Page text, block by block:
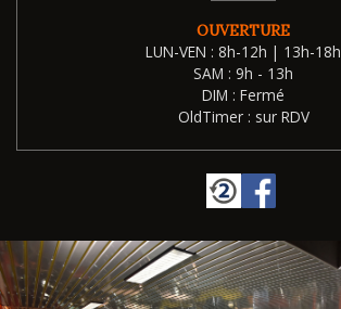
OUVERTURE
LUN-VEN : 8h-12h | 13h-18h
SAM : 9h - 13h
DIM : Fermé
OldTimer : sur RDV